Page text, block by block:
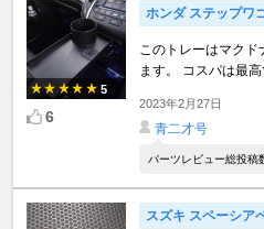
5
6
ホンダ ステップワ
このトレーはマク
ます。 コスパは最
2023年2月27日
青二才号
パーツレビュー総投稿
スズキ スペーシア